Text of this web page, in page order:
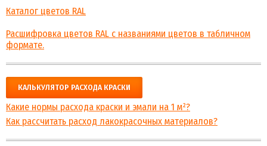
Каталог цветов RAL
Расшифровка цветов RAL с названиями цветов в табличном
формате.
КАЛЬКУЛЯТОР РАСХОДА КРАСКИ
Какие нормы расхода краски и эмали на 1 м²?
Как рассчитать расход лакокрасочных материалов?